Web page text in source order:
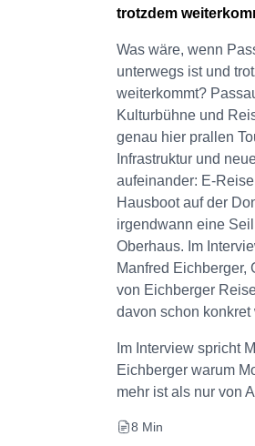
trotzdem
Was wäre, wenn
unterwegs ist und
weiterkommt?
Kulturbühne und
genau hier prallen
Infrastruktur und
aufeinander: E-
Hausboot auf der
irgendwann eine
Oberhaus. Im
Manfred Eichberger,
von Eichberger
davon schon
Im Interview spricht
Eichberger warum
mehr ist als nur von
8 Min